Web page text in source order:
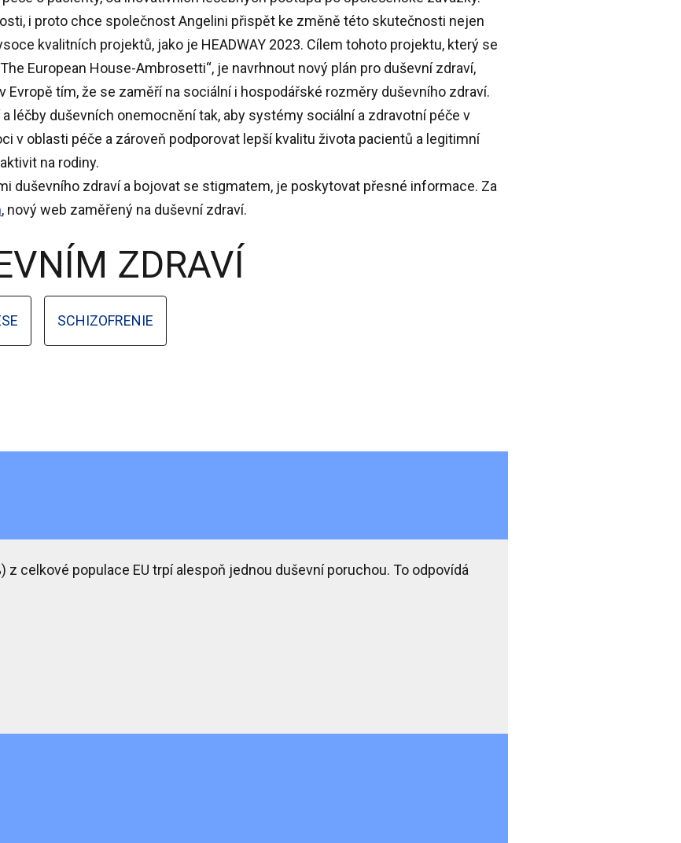
i proto chce společnost Angelini přispět ke změně této skutečnosti nejen
kvalitních projektů, jako je HEADWAY 2023. Cílem tohoto projektu, který se
European House-Ambrosetti“, je navrhnout nový plán pro duševní zdraví,
tím, že se zaměří na sociální i hospodářské rozměry duševního zdraví.
léčby duševních onemocnění tak, aby systémy sociální a zdravotní péče v
v oblasti péče a zároveň podporovat lepší kvalitu života pacientů a legitimní
na rodiny.
duševního zdraví a bojovat se stigmatem, je poskytovat přesné informace. Za
, nový web zaměřený na duševní zdraví.
ZDRAVÍ
SCHIZOFRENIE
z celkové populace EU trpí alespoň jednou duševní poruchou. To odpovídá